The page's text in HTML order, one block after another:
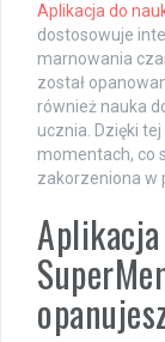
Aplikacja do
dostosowuje
marnowania
został
również nauka
ucznia. Dzięki
momentach, co
zakorzeniona w